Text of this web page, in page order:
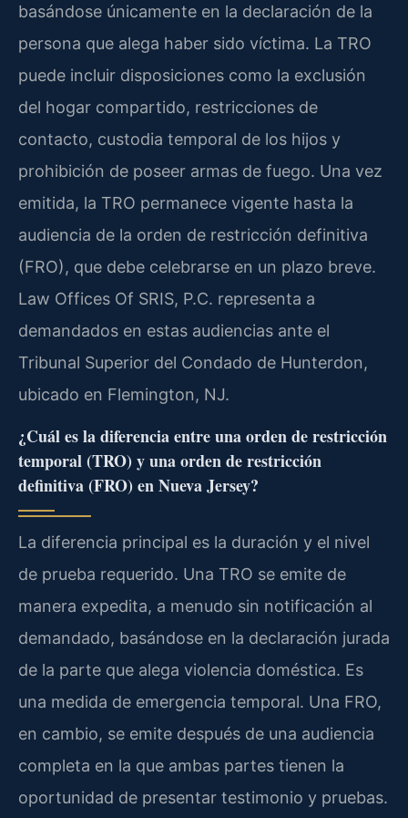
basándose únicamente en la declaración de la
persona que alega haber sido víctima. La TRO
puede incluir disposiciones como la exclusión
del hogar compartido, restricciones de
contacto, custodia temporal de los hijos y
prohibición de poseer armas de fuego. Una vez
emitida, la TRO permanece vigente hasta la
audiencia de la orden de restricción definitiva
(FRO), que debe celebrarse en un plazo breve.
Law Offices Of SRIS, P.C. representa a
demandados en estas audiencias ante el
Tribunal Superior del Condado de Hunterdon,
ubicado en Flemington, NJ.
¿Cuál es la diferencia entre una orden de restricción
temporal (TRO) y una orden de restricción
definitiva (FRO) en Nueva Jersey?
La diferencia principal es la duración y el nivel
de prueba requerido. Una TRO se emite de
manera expedita, a menudo sin notificación al
demandado, basándose en la declaración jurada
de la parte que alega violencia doméstica. Es
una medida de emergencia temporal. Una FRO,
en cambio, se emite después de una audiencia
completa en la que ambas partes tienen la
oportunidad de presentar testimonio y pruebas.